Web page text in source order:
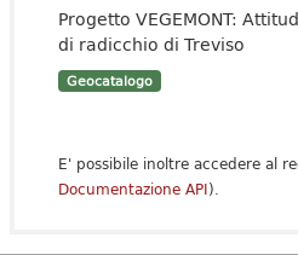
Progetto VEGEMONT:
di radicchio di Treviso
Geocatalogo
E' possibile inoltre accedere al
Documentazione API).